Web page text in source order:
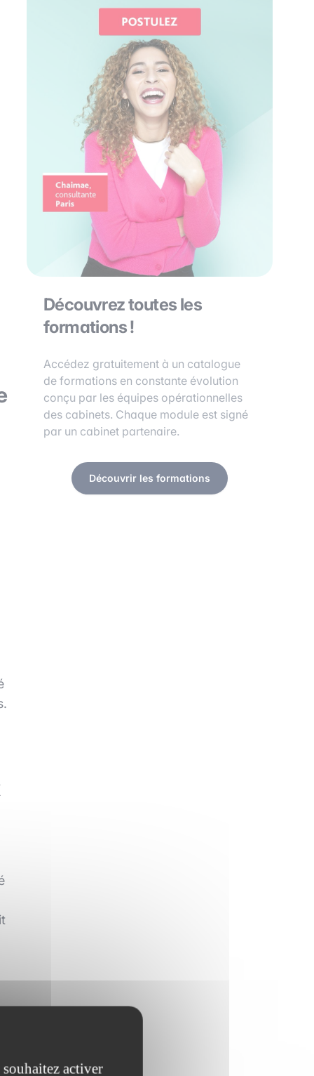
Découvrez toutes les
formations !
Accédez gratuitement à un catalogue
de formations en constante évolution
conçu par les équipes opérationnelles
des cabinets. Chaque module est signé
par un cabinet partenaire.
Découvrir les formations
activer